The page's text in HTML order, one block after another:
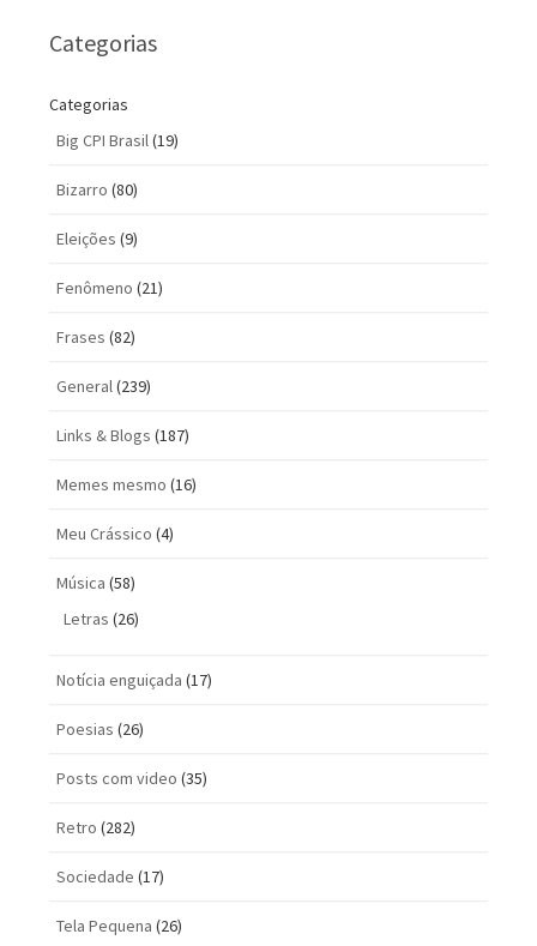
Categorias
Categorias
Big CPI Brasil(19)
Bizarro (80)
Eleições (9)
Fenômeno (21)
Frases (82)
General(239)
Links & Blogs (187)
Memes mesmo (16)
Meu Crássico (4)
Música (58)
Letras (26)
Notícia enguiçada (17)
Poesias (26)
Posts com vi­deo (35)
Retro (282)
Sociedade (17)
Tela Pequena (26)